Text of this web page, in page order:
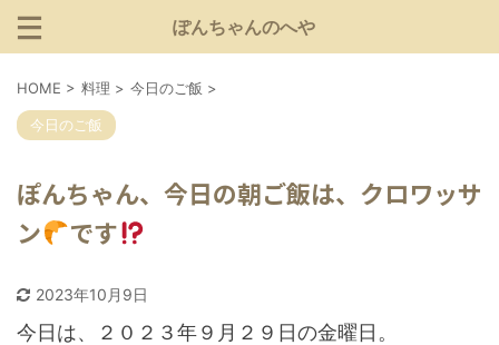
ぽんちゃんのへや
HOME > 料理 > 今日のご飯 >
今日のご飯
ぽんちゃん、今日の朝ご飯は、クロワッサ
ン
です
2023年10月9日
今日は、２０２３年９月２９日の金曜日。